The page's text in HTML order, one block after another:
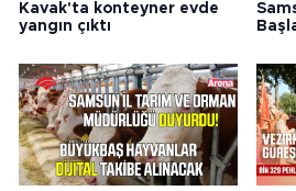
Kavak'ta konteyner evde
yangın çıktı